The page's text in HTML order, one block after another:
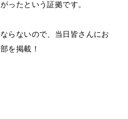
ったという証拠です。
らないので、当日皆さんにお
を掲載！